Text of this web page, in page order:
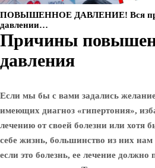
ПОВЫШЕННОЕ ДАВЛЕНИЕ! Вся
давлении…
Причины
давления
Если мы бы с вами задались
имеющих диагноз «гипертония»,
лечению от своей болезни или хотя
себе жизнь, большинство из них
если это болезнь, ее лечение